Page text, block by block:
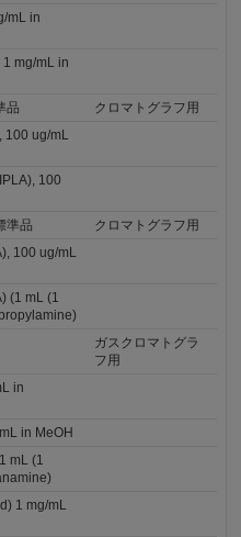
mL in
mg/mL in
品
クロマトグラフ用
100 ug/mL
100
準品
クロマトグラフ用
100 ug/mL
(1 mL (1
ガスクロマトグラ
フ用
in
in MeOH
mL (1
1 mg/mL